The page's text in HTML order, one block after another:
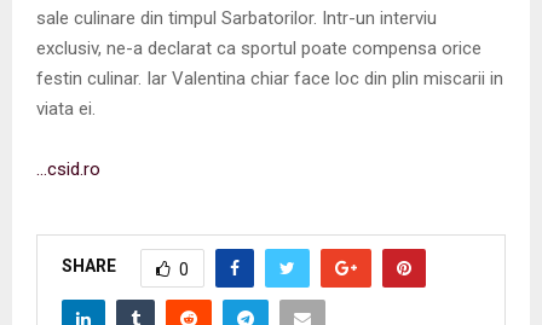
sale culinare din timpul Sarbatorilor. Intr-un interviu
exclusiv, ne-a declarat ca sportul poate compensa orice
festin culinar. Iar Valentina chiar face loc din plin miscarii in
viata ei.
…csid.ro
SHARE 0